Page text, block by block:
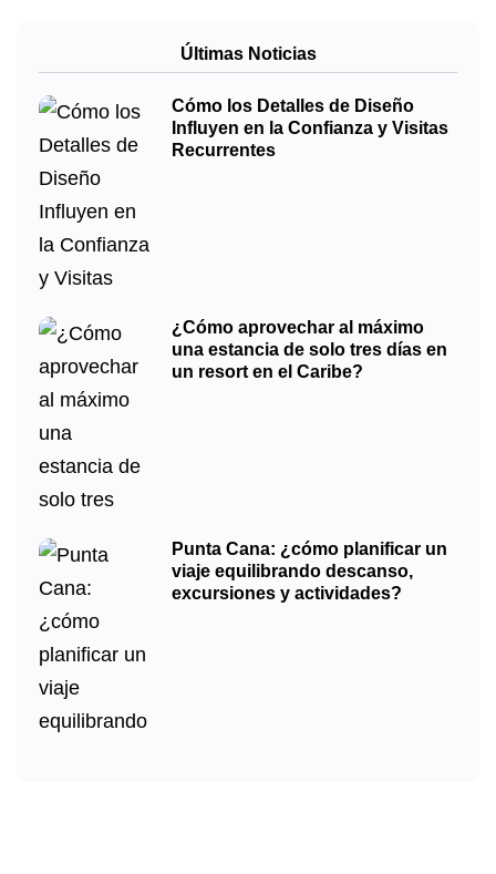
Últimas Noticias
Cómo los Detalles de Diseño
Influyen en la Confianza y Visitas
Recurrentes
¿Cómo aprovechar al máximo
una estancia de solo tres días en
un resort en el Caribe?
Punta Cana: ¿cómo planificar un
viaje equilibrando descanso,
excursiones y actividades?